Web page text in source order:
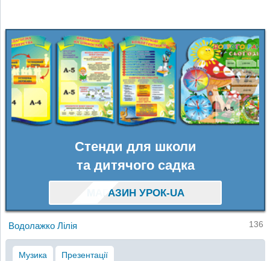
Стенди для школи
та дитячого садка
МАГАЗИН УРОК-UA
Водолажко Лілія 136
Музика Презентації